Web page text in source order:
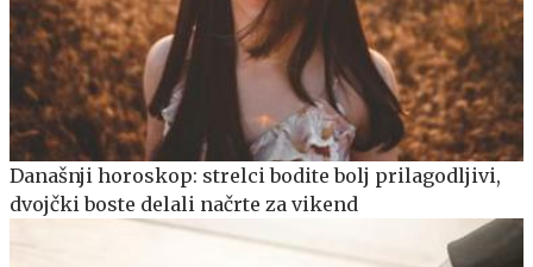
Današnji horoskop: strelci bodite bolj prilagodljivi,
dvojčki boste delali načrte za vikend